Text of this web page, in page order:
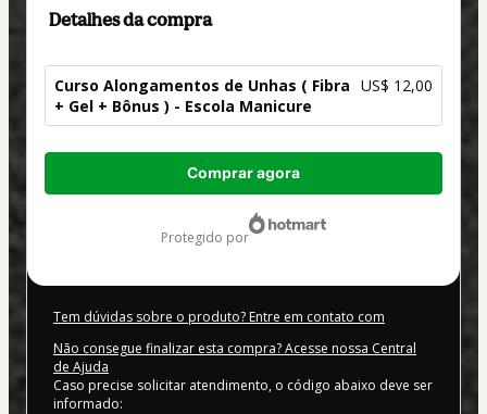
Detalhes da compra
Curso Alongamentos de Unhas ( Fibra
+ Gel + Bônus ) - Escola Manicure
US$ 12,00
Total
US$ 12,00
Comprar agora
protegido por
Tem dúvidas sobre o produto? Entre em contato com
Não consegue finalizar esta compra? Acesse nossa Central
de Ajuda
Caso precise solicitar atendimento, o código abaixo deve ser
informado: